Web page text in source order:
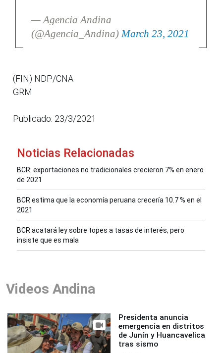
— Agencia Andina
(@Agencia_Andina) March 23, 2021
(FIN) NDP/CNA
GRM
Publicado: 23/3/2021
Noticias Relacionadas
BCR: exportaciones no tradicionales crecieron 7% en enero
de 2021
BCR estima que la economía peruana crecería 10.7 % en el
2021
BCR acatará ley sobre topes a tasas de interés, pero
insiste que es mala
Videos Andina
Presidenta anuncia
emergencia en distritos
de Junín y Huancavelica
tras sismo